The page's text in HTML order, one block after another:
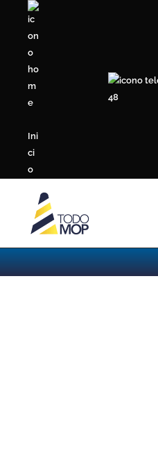
contenido
Ini
ci
o
48